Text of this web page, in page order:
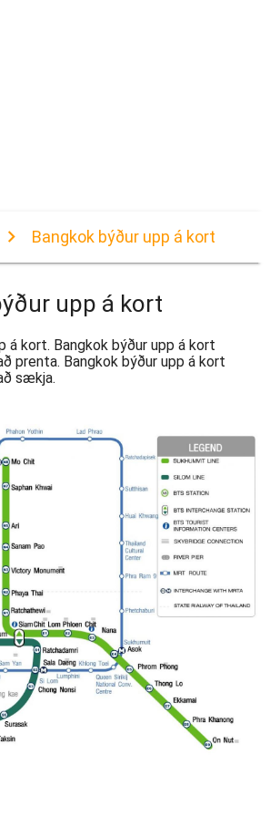
Bangkok býður upp á kort
upp á kort
á kort. Bangkok býður upp á kort
prenta. Bangkok býður upp á kort
sækja.